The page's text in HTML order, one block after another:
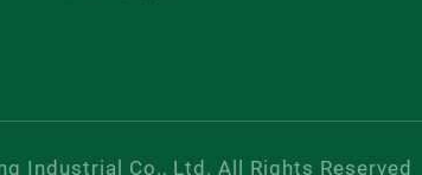
Industrial Co., Ltd. All Rights Reserved